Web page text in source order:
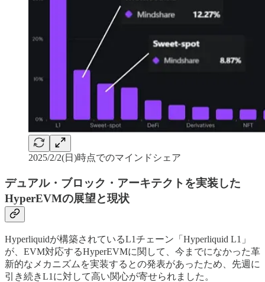
2025/2/2(日)時点でのマインドシェア
デュアル・ブロック・アーキテクトを実装した
HyperEVMの展望と現状
Hyperliquidが構築されているL1チェーン「Hyperliquid L1」
が、EVM対応するHyperEVMに関して、今までになかった革
新的なメカニズムを実装するとの発表があったため、先週に
引き続きL1に対して高い関心が寄せられました。